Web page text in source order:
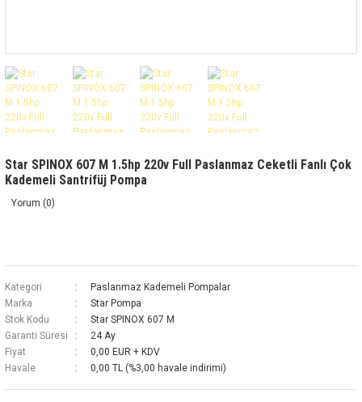
Star SPINOX 607 M 1.5hp 220v Full Paslanmaz Ceketli Fanlı Çok
Kademeli Santrifüj Pompa
Yorum (0)
Kategori
Paslanmaz Kademeli Pompalar
Marka
Star Pompa
Stok Kodu
Star SPINOX 607 M
Garanti Süresi
24 Ay
Fiyat
0,00 EUR + KDV
Havale
0,00 TL (%3,00 havale indirimi)